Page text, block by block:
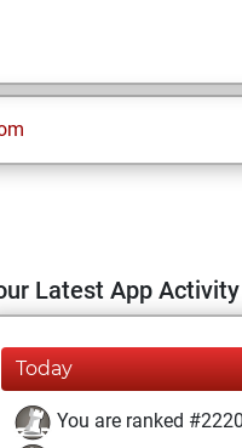
Latest App Activity
Today
You are ranked